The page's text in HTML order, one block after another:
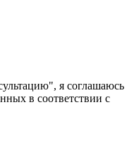
я соглашаюсь
в соответствии с